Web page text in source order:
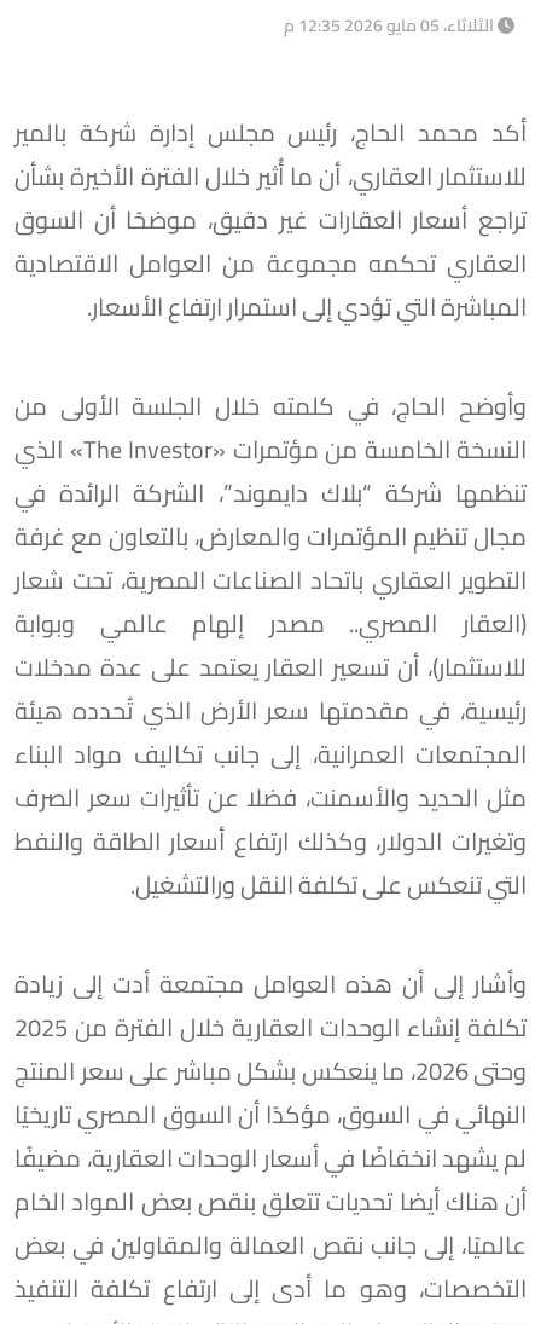
الثلاثاء، 05 مايو 2026 12:35 م
أكد محمد الحاج، رئيس مجلس إدارة شركة بالمير
للاستثمار العقاري، أن ما أُثير خلال الفترة الأخيرة بشأن
تراجع أسعار العقارات غير دقيق، موضحًا أن السوق
العقاري تحكمه مجموعة من العوامل الاقتصادية
المباشرة التي تؤدي إلى استمرار ارتفاع الأسعار.
وأوضح الحاج، في كلمته خلال الجلسة الأولى من
النسخة الخامسة من مؤتمرات «The Investor» الذي
تنظمها شركة “بلاك دايموند”، الشركة الرائدة في
مجال تنظيم المؤتمرات والمعارض، بالتعاون مع غرفة
التطوير العقاري باتحاد الصناعات المصرية، تحت شعار
(العقار المصري.. مصدر إلهام عالمي وبوابة
للاستثمار)، أن تسعير العقار يعتمد على عدة مدخلات
رئيسية، في مقدمتها سعر الأرض الذي تُحدده هيئة
المجتمعات العمرانية، إلى جانب تكاليف مواد البناء
مثل الحديد والأسمنت، فضلا عن تأثيرات سعر الصرف
وتغيرات الدولار، وكذلك ارتفاع أسعار الطاقة والنفط
التي تنعكس على تكلفة النقل ورالتشغيل.
وأشار إلى أن هذه العوامل مجتمعة أدت إلى زيادة
تكلفة إنشاء الوحدات العقارية خلال الفترة من 2025
وحتى 2026، ما ينعكس بشكل مباشر على سعر المنتج
النهائي في السوق، مؤكدًا أن السوق المصري تاريخيًا
لم يشهد انخفاضًا في أسعار الوحدات العقارية، مضيفًا
أن هناك أيضا تحديات تتعلق بنقص بعض المواد الخام
عالميًا، إلى جانب نقص العمالة والمقاولين في بعض
التخصصات، وهو ما أدى إلى ارتفاع تكلفة التنفيذ